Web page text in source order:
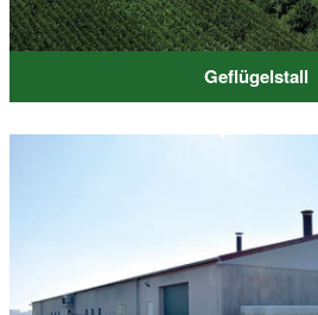
Geflügelstall